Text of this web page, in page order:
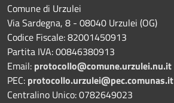
Comune di Urzulei
Via Sardegna, 8 - 08040 Urzulei (OG)
Codice Fiscale: 82001450913
Partita IVA: 00846380913
Email: protocollo@comune.urzulei.nu.it
PEC: protocollo.urzulei@pec.comunas.it
Centralino Unico: 0782649023